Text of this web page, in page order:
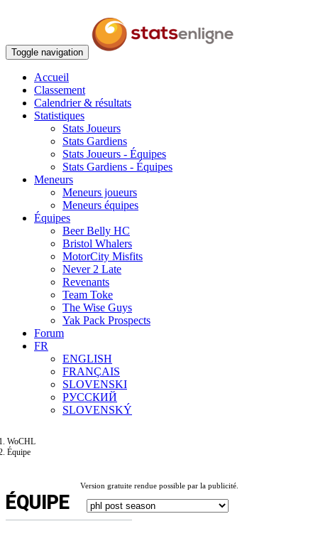
Toggle navigation
Accueil
Classement
Calendrier & résultats
Statistiques
Stats Joueurs
Stats Gardiens
Stats Joueurs - Équipes
Stats Gardiens - Équipes
Meneurs
Meneurs joueurs
Meneurs équipes
Équipes
Beer Belly HC
Bristol Whalers
MotorCity Misfits
Never 2 Late
Revenants
Team Toke
The Wise Guys
Yak Pack Prospects
Forum
FR
ENGLISH
FRANÇAIS
SLOVENSKI
РУССКИЙ
SLOVENSKÝ
WoCHL
Équipe
Version gratuite rendue possible par la publicité.
ÉQUIPE